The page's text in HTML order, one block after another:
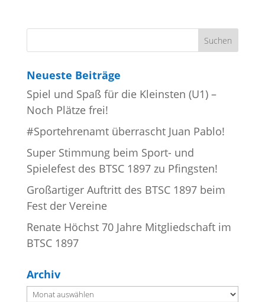
Neueste Beiträge
Spiel und Spaß für die Kleinsten (U1) –
Noch Plätze frei!
#Sportehrenamt überrascht Juan Pablo!
Super Stimmung beim Sport- und
Spielefest des BTSC 1897 zu Pfingsten!
Großartiger Auftritt des BTSC 1897 beim
Fest der Vereine
Renate Höchst 70 Jahre Mitgliedschaft im
BTSC 1897
Archiv
Archiv